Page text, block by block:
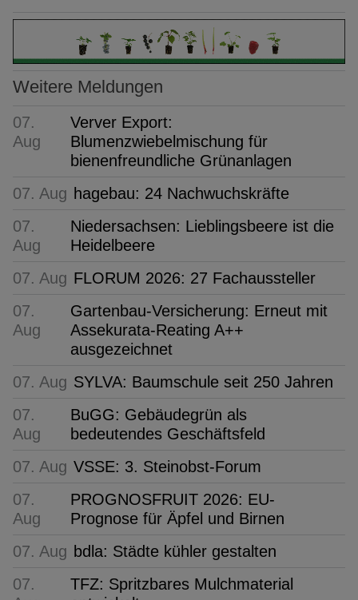
Weitere Meldungen
07.
Aug
Verver Export:
Blumenzwiebelmischung für
bienenfreundliche Grünanlagen
07. Aug hagebau: 24 Nachwuchskräfte
07.
Aug
Niedersachsen: Lieblingsbeere ist die
Heidelbeere
07. Aug FLORUM 2026: 27 Fachaussteller
07.
Aug
Gartenbau-Versicherung: Erneut mit
Assekurata-Reating A++
ausgezeichnet
07. Aug SYLVA: Baumschule seit 250 Jahren
07.
Aug
BuGG: Gebäudegrün als
bedeutendes Geschäftsfeld
07. Aug VSSE: 3. Steinobst-Forum
07.
Aug
PROGNOSFRUIT 2026: EU-
Prognose für Äpfel und Birnen
07. Aug bdla: Städte kühler gestalten
07.
TFZ: Spritzbares Mulchmaterial